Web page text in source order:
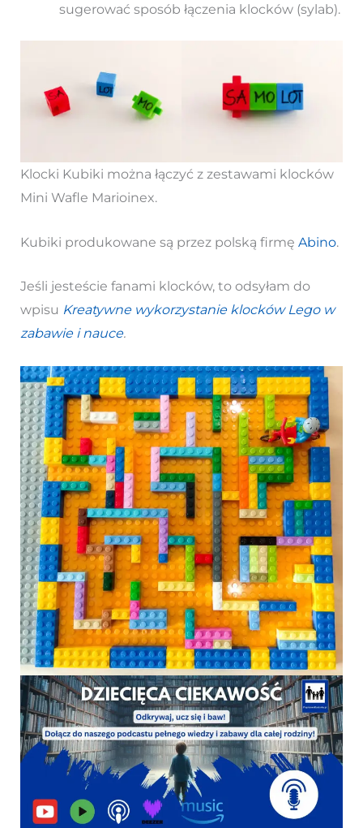
sugerować sposób łączenia klocków (sylab).
Klocki Kubiki można łączyć z zestawami klocków
Mini Wafle Marioinex.
Kubiki produkowane są przez polską firmę Abino.
Jeśli jesteście fanami klocków, to odsyłam do
wpisu Kreatywne wykorzystanie klocków Lego w
zabawie i nauce.